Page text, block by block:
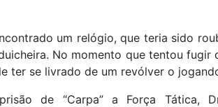
um relógio, que teria sido
No momento que tentou fugir
ter se livrado de um revólver o
de “Carpa” a Força Tática,